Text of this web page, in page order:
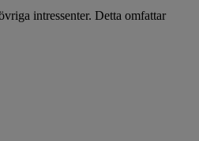
intressenter. Detta omfattar